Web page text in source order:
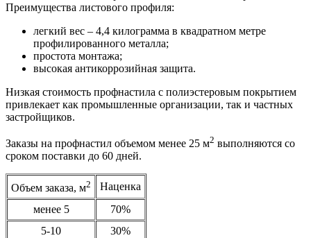
Преимущества листового профиля:
легкий вес – 4,4 килограмма в квадратном метре
профилированного металла;
простота монтажа;
высокая антикоррозийная защита.
Низкая стоимость профнастила с полиэстеровым покрытием
привлекает как промышленные организации, так и частных
застройщиков.
Заказы на профнастил объемом менее 25 м2 выполняются со
сроком поставки до 60 дней.
Объем заказа, м2
Наценка
менее 5
70%
5-10
30%